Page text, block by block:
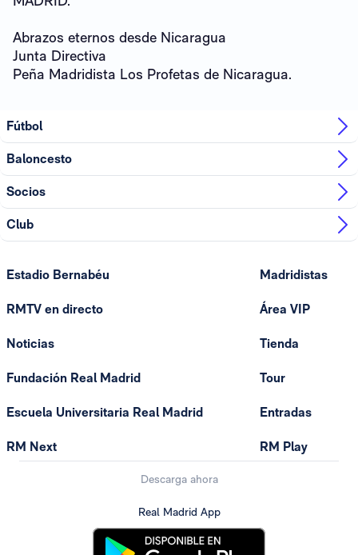
Abrazos eternos desde Nicaragua
Junta Directiva
Peña Madridista Los Profetas de Nicaragua.
Fútbol
Baloncesto
Socios
Club
Estadio Bernabéu
RMTV en directo
Noticias
Fundación Real Madrid
Escuela Universitaria Real Madrid
RM Next
Madridistas
Área VIP
Tienda
Tour
Entradas
RM Play
Descarga ahora
Real Madrid App